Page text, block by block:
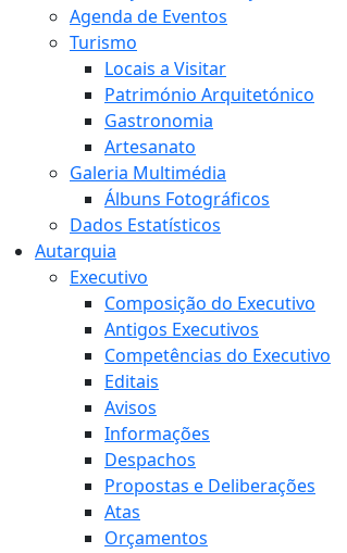
Agenda de Eventos
Turismo
Locais a Visitar
Património Arquitetónico
Gastronomia
Artesanato
Galeria Multimédia
Álbuns Fotográficos
Dados Estatísticos
Autarquia
Executivo
Composição do Executivo
Antigos Executivos
Competências do Executivo
Editais
Avisos
Informações
Despachos
Propostas e Deliberações
Atas
Orçamentos